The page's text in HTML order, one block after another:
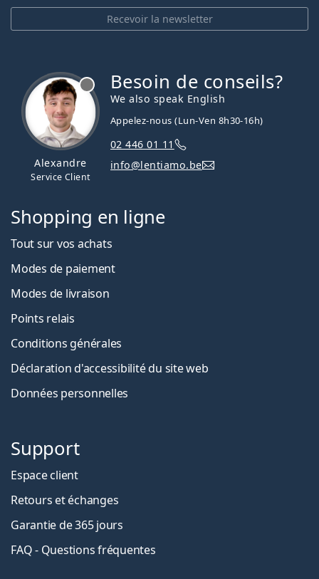
Recevoir la newsletter
Alexandre
Service Client
Besoin de conseils?
We also speak English
Appelez-nous (Lun-Ven 8h30-16h)
02 446 01 11
info@lentiamo.be
Shopping en ligne
Tout sur vos achats
Modes de paiement
Modes de livraison
Points relais
Conditions générales
Déclaration d'accessibilité du site web
Données personnelles
Support
Espace client
Retours et échanges
Garantie de 365 jours
FAQ - Questions fréquentes